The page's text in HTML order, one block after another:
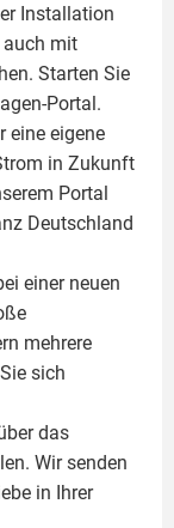
Installation
auch mit
Starten Sie
Portal.
eine eigene
in Zukunft
Portal
Deutschland
einer neuen
mehrere
sich
das
Wir senden
in Ihrer